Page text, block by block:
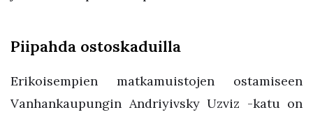
Piipahda ostoskaduilla
Erikoisempien matkamuistojen ostamiseen
Vanhankaupungin Andriyivsky Uzviz -katu on